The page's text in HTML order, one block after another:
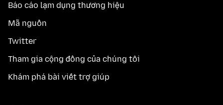
Báo cáo lạm dụng thương hiệu
Mã nguồn
Twitter
Tham gia cộng đồng của chúng tôi
Khám phá bài viết trợ giúp